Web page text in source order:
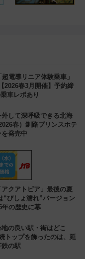
電導リニア体験乗車」
2026春3月開催】予約締
車レポあり
外して深呼吸できる北海
春）釧路プリンスホテ
発売中
クアトピア」最後の夏
“びしょ濡れ”バージョン
年の歴史に幕
の良い駅・街はどこ
トップを飾ったのは、延
の駅